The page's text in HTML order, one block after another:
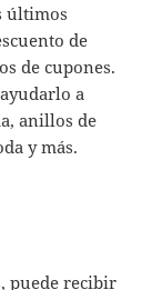
últimos
de
de cupones.
a
anillos de
y más.
puede recibir